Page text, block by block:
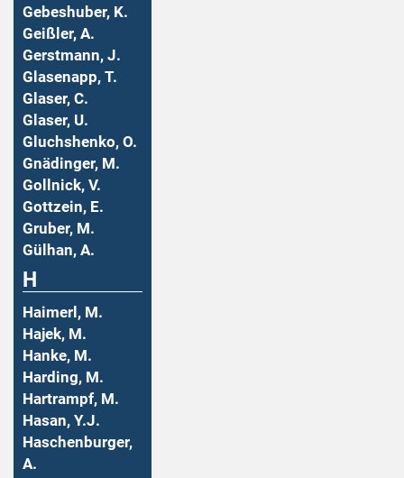
Gebeshuber, K.
Geißler, A.
Gerstmann, J.
Glasenapp, T.
Glaser, C.
Glaser, U.
Gluchshenko, O.
Gnädinger, M.
Gollnick, V.
Gottzein, E.
Gruber, M.
Gülhan, A.
H
Haimerl, M.
Hajek, M.
Hanke, M.
Harding, M.
Hartrampf, M.
Hasan, Y.J.
Haschenburger,
A.